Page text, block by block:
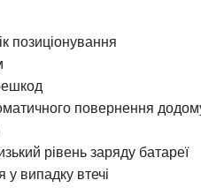
позиціонування
повернення
рівень заряду батареї
у випадку втечі